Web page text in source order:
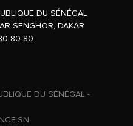
DU SÉNÉGAL
SENGHOR, DAKAR
80 80
DU SÉNÉGAL -